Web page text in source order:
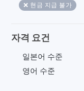
❌ 현금 지급 불가
자격 요건
일본어 수준
영어 수준